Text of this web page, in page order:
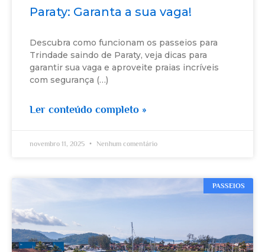
Paraty: Garanta a sua vaga!
Descubra como funcionam os passeios para
Trindade saindo de Paraty, veja dicas para
garantir sua vaga e aproveite praias incríveis
com segurança (…)
Ler conteúdo completo »
novembro 11, 2025 Nenhum comentário
PASSEIOS